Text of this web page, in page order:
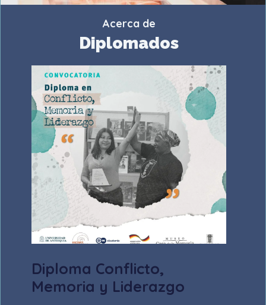
Acerca de
Diplomados
Diploma Conflicto,
Memoria y Liderazgo